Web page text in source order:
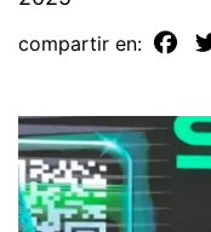
compartir en: